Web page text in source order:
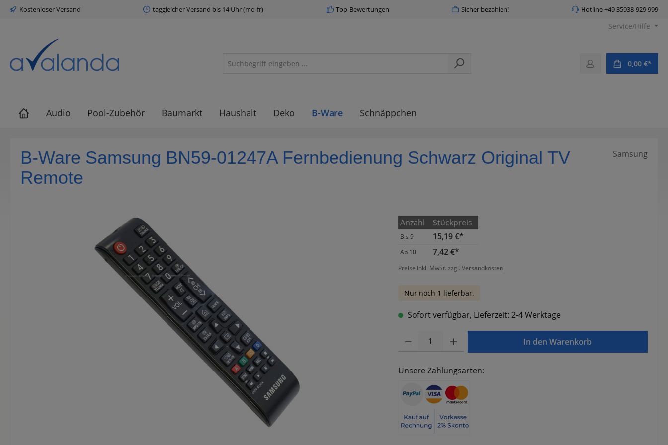
Zur Hauptnavigation springen
Kostenloser Versand taggleicher Versand bis 14 Uhr (mo-fr) Top-Bewertungen Sicher bezahlen! Hotline +49 35938-929 999
Service/Hilfe
0,00 €*
Audio Pool-Zubehör Baumarkt Haushalt Deko B-Ware Schnäppchen
B-Ware Samsung BN59-01247A Fernbedienung Schwarz Original TV
Remote
Samsung
Anzahl Stückpreis
Bis 9 15,19 €*
Ab 10 7,42 €*
Preise inkl. MwSt. zzgl. Versandkosten
Nur noch 1 lieferbar.
Sofort verfügbar, Lieferzeit: 2-4 Werktage
In den Warenkorb
Unsere Zahlungsarten: